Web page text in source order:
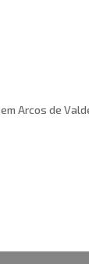
Arcos de